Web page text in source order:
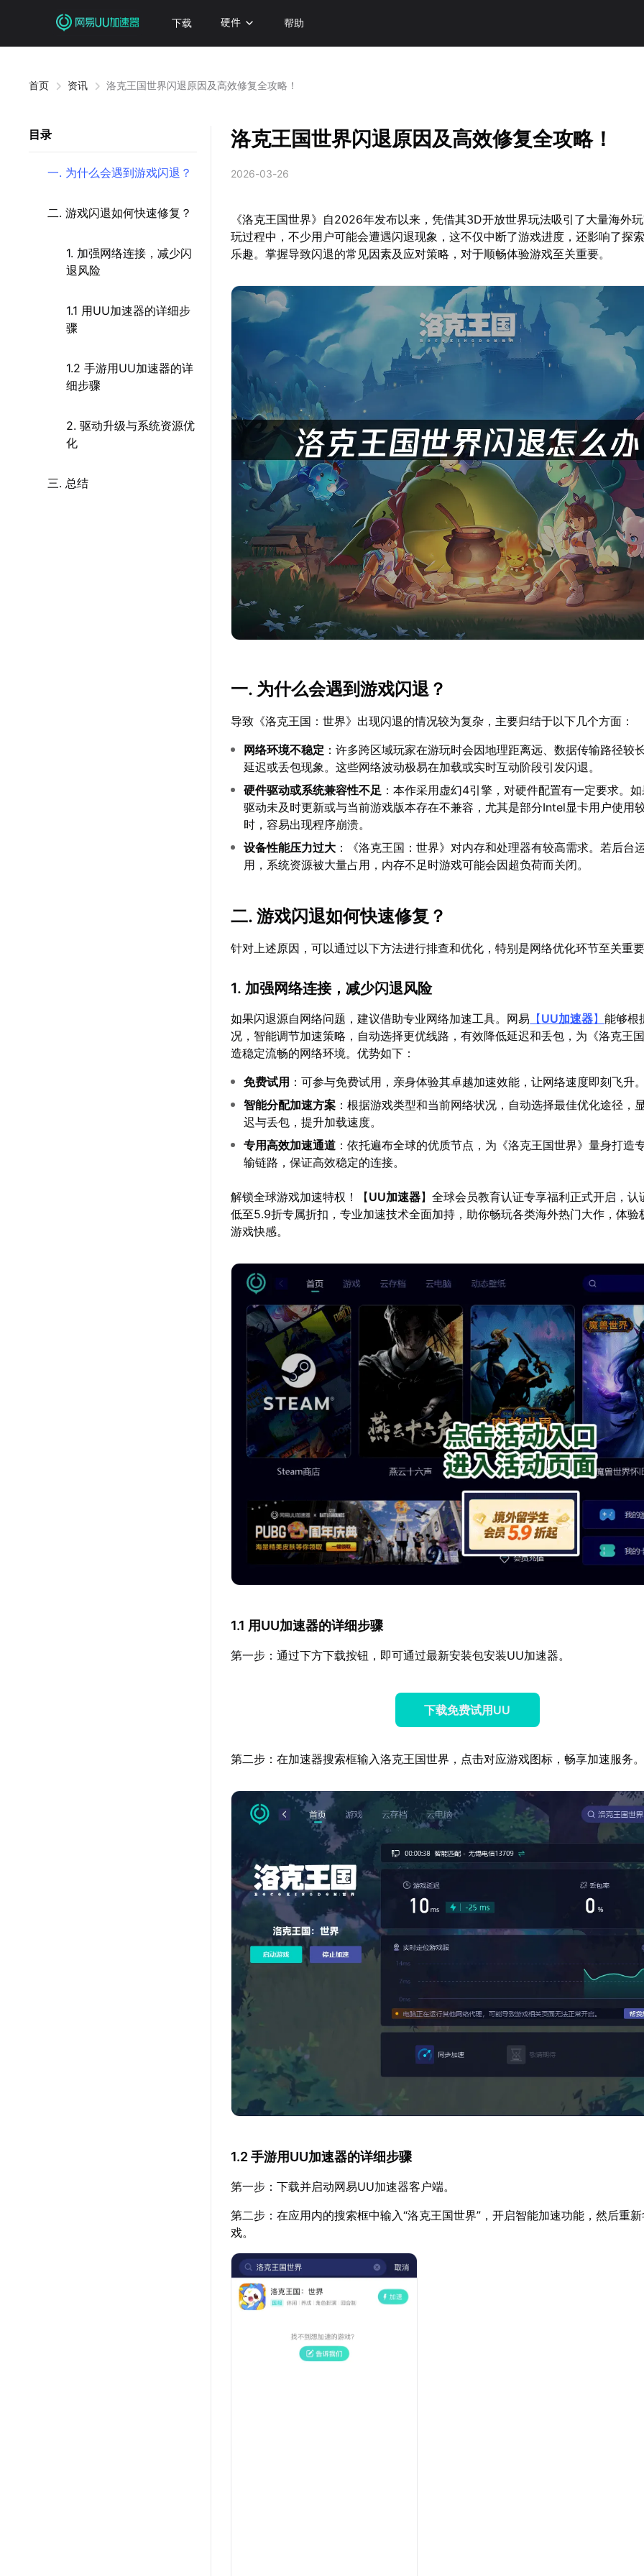
下载 硬件 帮助
首页 资讯 洛克王国世界闪退原因及高效修复全攻略！
目录
一. 为什么会遇到游戏闪退？
二. 游戏闪退如何快速修复？
1. 加强网络连接，减少闪
退风险
1.1 用UU加速器的详细步
骤
1.2 手游用UU加速器的详
细步骤
2. 驱动升级与系统资源优
化
三. 总结
洛克王国世界闪退原因及高效修复全攻略！
2026-03-26
《洛克王国世界》自2026年发布以来，凭借其3D开放世界玩法吸引了大量海外
玩过程中，不少用户可能会遭遇闪退现象，这不仅中断了游戏进度，还影响了探
乐趣。掌握导致闪退的常见因素及应对策略，对于顺畅体验游戏至关重要。
一. 为什么会遇到游戏闪退？
导致《洛克王国：世界》出现闪退的情况较为复杂，主要归结于以下几个方面：
网络环境不稳定 ：许多跨区域玩家在游玩时会因地理距离远、数据传输路径较
延迟或丢包现象。这些网络波动极易在加载或实时互动阶段引发闪退。
硬件驱动或系统兼容性不足 ：本作采用虚幻4引擎，对硬件配置有一定要求。
驱动未及时更新或与当前游戏版本存在不兼容，尤其是部分Intel显卡用户使用
时，容易出现程序崩溃。
设备性能压力过大 ：《洛克王国：世界》对内存和处理器有较高需求。若后台
用，系统资源被大量占用，内存不足时游戏可能会因超负荷而关闭。
二. 游戏闪退如何快速修复？
针对上述原因，可以通过以下方法进行排查和优化，特别是网络优化环节至关重
1. 加强网络连接，减少闪退风险
如果闪退源自网络问题，建议借助专业网络加速工具。网易 【UU加速器】能够根
况，智能调节加速策略，自动选择更优线路，有效降低延迟和丢包，为《洛克王
造稳定流畅的网络环境。优势如下：
免费试用 ：可参与免费试用，亲身体验其卓越加速效能，让网络速度即刻飞升
智能分配加速方案 ：根据游戏类型和当前网络状况，自动选择最佳优化途径，
迟与丢包，提升加载速度。
专用高效加速通道 ：依托遍布全球的优质节点，为《洛克王国世界》量身打造
输链路，保证高效稳定的连接。
解锁全球游戏加速特权！【UU加速器】全球会员教育认证专享福利正式开启，认
低至5.9折专属折扣，专业加速技术全面加持，助你畅玩各类海外热门大作，体验
游戏快感。
1.1 用UU加速器的详细步骤
第一步：通过下方下载按钮，即可通过最新安装包安装UU加速器。
下载免费试用UU
第二步：在加速器搜索框输入洛克王国世界，点击对应游戏图标，畅享加速服务
1.2 手游用UU加速器的详细步骤
第一步：下载并启动网易UU加速器客户端。
第二步：在应用内的搜索框中输入“洛克王国世界”，开启智能加速功能，然后重
戏。